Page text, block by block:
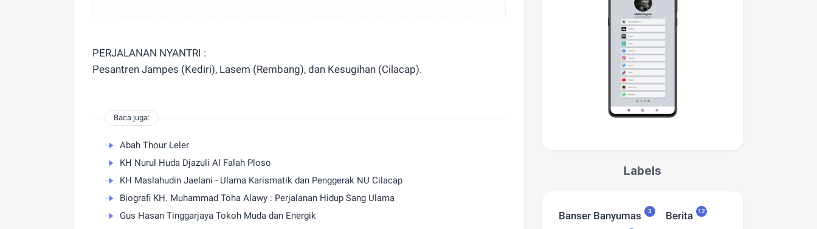
PERJALANAN NYANTRI :
Pesantren Jampes (Kediri), Lasem (Rembang), dan Kesugihan (Cilacap).
Baca juga:
Abah Thour Leler
KH Nurul Huda Djazuli Al Falah Ploso
KH Maslahudin Jaelani - Ulama Karismatik dan Penggerak NU Cilacap
Biografi KH. Muhammad Toha Alawy : Perjalanan Hidup Sang Ulama
Gus Hasan Tinggarjaya Tokoh Muda dan Energik
Labels
Banser Banyumas 3 Berita 12